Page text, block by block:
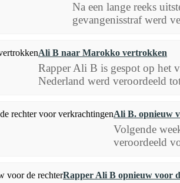
Na een lange reeks
gevangenisstraf werd
Ali B naar Marokko vertrokken
Rapper Ali B is gespot op het
Nederland werd veroordeeld
Ali B. opnieuw
Volgende
veroordeeld
Rapper Ali B opnieuw voor